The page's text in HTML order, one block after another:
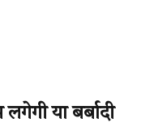
या बर्बादी